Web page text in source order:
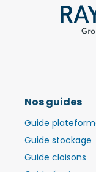
Nos guides
Guide
Guide stockage
Guide cloisons